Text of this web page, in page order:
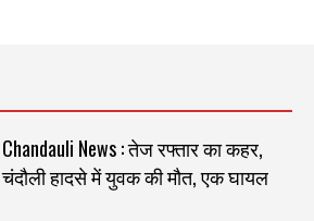
Chandauli News : तेज रफ्तार का कहर,
चंदौली हादसे में युवक की मौत, एक घायल